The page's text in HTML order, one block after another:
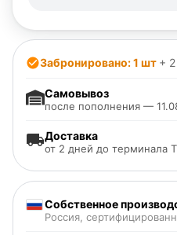
Забронировано: 1 шт +
Доставка
от 2 дней до терминала
Самовывоз
после пополнения —
Собственное
Россия,